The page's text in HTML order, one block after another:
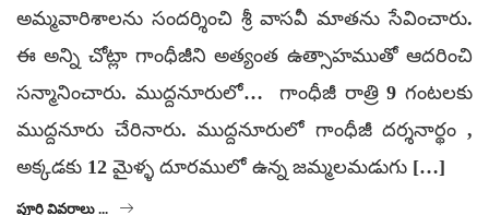
అమ్మవారిశాలను సందర్శించి శ్రీ వాసవీ మాతను సేవించారు.
ఈ అన్ని చోట్లా గాంధీజీని అత్యంత ఉత్సాహముతో ఆదరించి
సన్మానించారు. ముద్దనూరులో… గాంధీజీ రాత్రి 9 గంటలకు
ముద్దనూరు చేరినారు. ముద్దనూరులో గాంధీజీ దర్శనార్థం ,
అక్కడకు 12 మైళ్ళ దూరములో ఉన్న జమ్మలమడుగు […]
పూర్తి వివరాలు ...